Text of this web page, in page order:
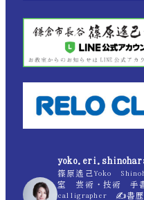
篠原遙己Yoko
室 芸術・技術 手
calligrapher ✍書